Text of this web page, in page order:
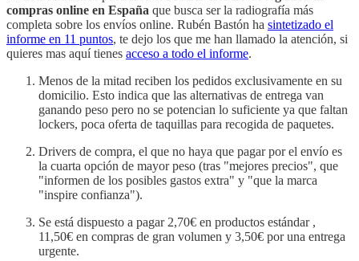
compras online en España que busca ser la radiografía más
completa sobre los envíos online. Rubén Bastón ha sintetizado el
informe en 11 puntos, te dejo los que me han llamado la atención, si
quieres mas aquí tienes acceso a todo el informe.
Menos de la mitad reciben los pedidos exclusivamente en su
domicilio. Esto indica que las alternativas de entrega van
ganando peso pero no se potencian lo suficiente ya que faltan
lockers, poca oferta de taquillas para recogida de paquetes.
Drivers de compra, el que no haya que pagar por el envío es
la cuarta opción de mayor peso (tras "mejores precios", que
"informen de los posibles gastos extra" y "que la marca
"inspire confianza").
Se está dispuesto a pagar 2,70€ en productos estándar ,
11,50€ en compras de gran volumen y 3,50€ por una entrega
urgente.